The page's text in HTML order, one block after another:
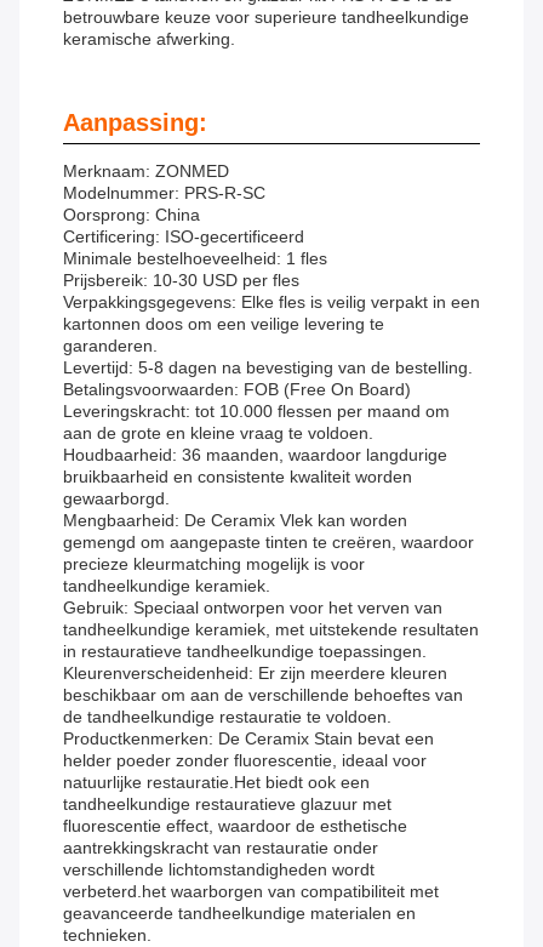
betrouwbare keuze voor superieure tandheelkundige
keramische afwerking.
Aanpassing:
Merknaam: ZONMED
Modelnummer: PRS-R-SC
Oorsprong: China
Certificering: ISO-gecertificeerd
Minimale bestelhoeveelheid: 1 fles
Prijsbereik: 10-30 USD per fles
Verpakkingsgegevens: Elke fles is veilig verpakt in een
kartonnen doos om een veilige levering te
garanderen.
Levertijd: 5-8 dagen na bevestiging van de bestelling.
Betalingsvoorwaarden: FOB (Free On Board)
Leveringskracht: tot 10.000 flessen per maand om
aan de grote en kleine vraag te voldoen.
Houdbaarheid: 36 maanden, waardoor langdurige
bruikbaarheid en consistente kwaliteit worden
gewaarborgd.
Mengbaarheid: De Ceramix Vlek kan worden
gemengd om aangepaste tinten te creëren, waardoor
precieze kleurmatching mogelijk is voor
tandheelkundige keramiek.
Gebruik: Speciaal ontworpen voor het verven van
tandheelkundige keramiek, met uitstekende resultaten
in restauratieve tandheelkundige toepassingen.
Kleurenverscheidenheid: Er zijn meerdere kleuren
beschikbaar om aan de verschillende behoeftes van
de tandheelkundige restauratie te voldoen.
Productkenmerken: De Ceramix Stain bevat een
helder poeder zonder fluorescentie, ideaal voor
natuurlijke restauratie.Het biedt ook een
tandheelkundige restauratieve glazuur met
fluorescentie effect, waardoor de esthetische
aantrekkingskracht van restauratie onder
verschillende lichtomstandigheden wordt
verbeterd.het waarborgen van compatibiliteit met
geavanceerde tandheelkundige materialen en
technieken.